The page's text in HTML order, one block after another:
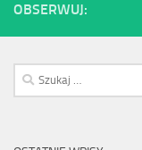
OBSERWUJ:
Szukaj: